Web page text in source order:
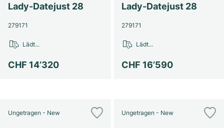
Lady-Datejust 28
279171
CHF 14’320
Lädt...
Lady-Datejust 28
279171
CHF 16’590
Lädt...
Ungetragen - New Ungetragen - New